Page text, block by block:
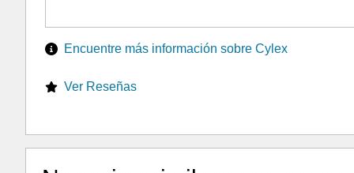
Encuentre más información sobre Cylex
Ver Reseñas